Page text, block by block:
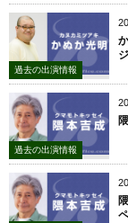
過去の出演情報
過去の出演情報